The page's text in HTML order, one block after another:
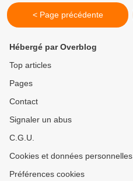
< Page précédente
Hébergé par Overblog
Top articles
Pages
Contact
Signaler un abus
C.G.U.
Cookies et données personnelles
Préférences cookies